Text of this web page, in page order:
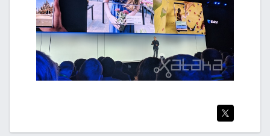
TWI